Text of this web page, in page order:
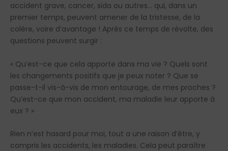
accident grave, cancer, sida ou autres… qui, dans un
premier temps, peuvent amener de la tristesse, de la
colère, voire d’avantage ! Après ce temps de révolte, des
questions peuvent surgir :
« Qu’est-ce que cela apporte dans ma vie ? Quels sont
les changements positifs que je peux noter ? Que se
passe-t-il vis-à-vis de mon entourage, de mes proches ?
Qu’est-ce que mon accident, ma maladie leur apporte à
eux ? »
Rien n’est hasard pour moi, tout a une raison d’être, y
compris les accidents, les maladies. Cela peut paraître